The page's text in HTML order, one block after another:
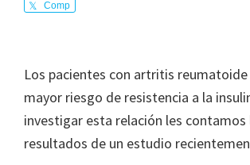
Comp
Los pacientes con artritis
mayor riesgo de resistencia a la
investigar esta relación les contamos
resultados de un estudio